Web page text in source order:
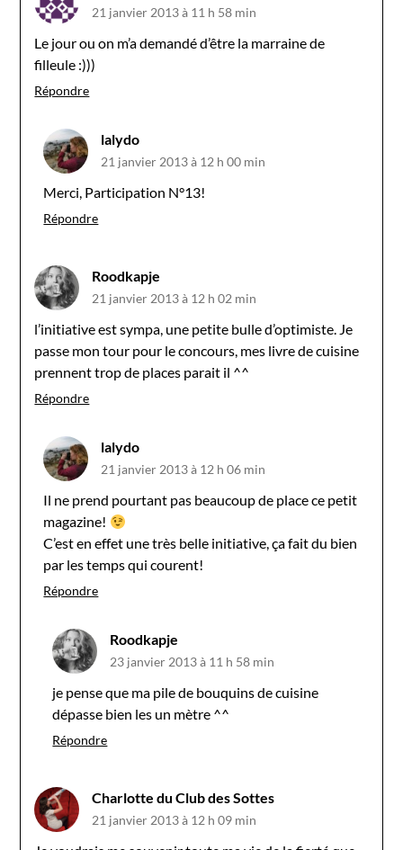
21 janvier 2013 à 11 h 58 min
Le jour ou on m’a demandé d’être la marraine de
filleule :)))
Répondre
lalydo
21 janvier 2013 à 12 h 00 min
Merci, Participation N°13!
Répondre
Roodkapje
21 janvier 2013 à 12 h 02 min
l’initiative est sympa, une petite bulle d’optimiste. Je
passe mon tour pour le concours, mes livre de cuisine
prennent trop de places parait il ^^
Répondre
lalydo
21 janvier 2013 à 12 h 06 min
Il ne prend pourtant pas beaucoup de place ce petit
magazine!
C’est en effet une très belle initiative, ça fait du bien
par les temps qui courent!
Répondre
Roodkapje
23 janvier 2013 à 11 h 58 min
je pense que ma pile de bouquins de cuisine
dépasse bien les un mètre ^^
Répondre
Charlotte du Club des Sottes
21 janvier 2013 à 12 h 09 min